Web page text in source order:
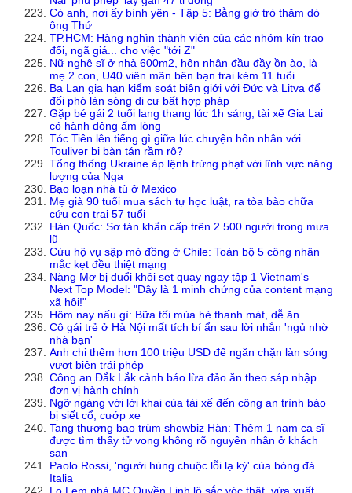
Có anh, nơi ấy bình yên - Tập 5: Bằng giở trò thăm dò
ông Thứ
TP.HCM: Hàng nghìn thành viên của các nhóm kín trao
đổi, ngã giá... cho việc "tới Z"
Nữ nghệ sĩ ở nhà 600m2, hôn nhân đầu đầy ồn ào, là
mẹ 2 con, U40 viên mãn bên bạn trai kém 11 tuổi
Ba Lan gia hạn kiểm soát biên giới với Đức và Litva để
đối phó làn sóng di cư bất hợp pháp
Gặp bé gái 2 tuổi lang thang lúc 1h sáng, tài xế Gia Lai
có hành động ấm lòng
Tóc Tiên lên tiếng gì giữa lúc chuyện hôn nhân với
Touliver bị bàn tán rầm rộ?
Tổng thống Ukraine áp lệnh trừng phạt với lĩnh vực năng
lượng của Nga
Bạo loạn nhà tù ở Mexico
Mẹ già 90 tuổi mua sách tự học luật, ra tòa bào chữa
cứu con trai 57 tuổi
Hàn Quốc: Sơ tán khẩn cấp trên 2.500 người trong mưa
lũ
Cứu hộ vụ sập mỏ đồng ở Chile: Toàn bộ 5 công nhân
mắc kẹt đều thiệt mạng
Nàng Mơ bị đuổi khỏi set quay ngay tập 1 Vietnam's
Next Top Model: "Đây là 1 minh chứng của content mạng
xã hội!"
Hôm nay nấu gì: Bữa tối mùa hè thanh mát, dễ ăn
Cô gái trẻ ở Hà Nội mất tích bí ẩn sau lời nhắn 'ngủ nhờ
nhà bạn'
Anh chi thêm hơn 100 triệu USD để ngăn chặn làn sóng
vượt biên trái phép
Công an Đắk Lắk cảnh báo lừa đảo ăn theo sáp nhập
đơn vị hành chính
Ngỡ ngàng với lời khai của tài xế đến công an trình báo
bị siết cổ, cướp xe
Tang thương bao trùm showbiz Hàn: Thêm 1 nam ca sĩ
được tìm thấy tử vong không rõ nguyên nhân ở khách
sạn
Paolo Rossi, 'người hùng chuộc lỗi lạ kỳ' của bóng đá
Italia